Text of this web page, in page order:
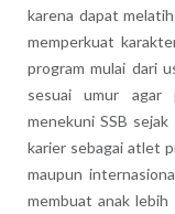
karena dapat
memperkuat
program mulai dari
sesuai umur agar
menekuni SSB
karier sebagai atlet
maupun
membuat anak